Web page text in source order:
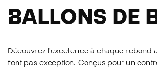
BALLONS DE
Découvrez l'excellence à chaque rebond
font pas exception. Conçus pour un